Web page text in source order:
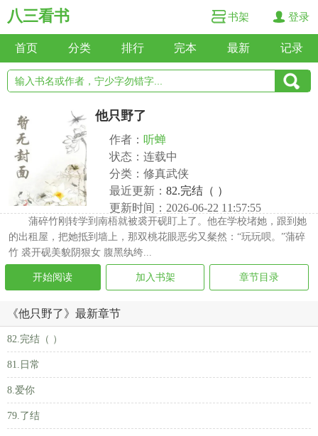
八三看书 书架 登录
首页 分类 排行 完本 最新 记录
他只野了
作者： 听蝉
状态：连载中
分类：修真武侠
最近更新： 82.完结（ ）
更新时间：2026-06-22 11:57:55
蒲碎竹刚转学到南梧就被裘开砚盯上了。他在学校堵她，跟到她
的出租屋，把她抵到墙上，那双桃花眼恶劣又粲然：“玩玩呗。”蒲碎
竹 裘开砚美貌阴狠女 腹黑纨绔...
开始阅读 加入书架 章节目录
《他只野了》最新章节
82.完结（ ）
81.日常
8.爱你
79.了结